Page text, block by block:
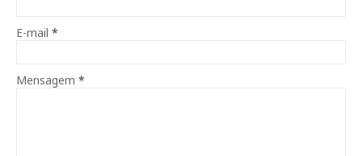
E-mail *
Mensagem *